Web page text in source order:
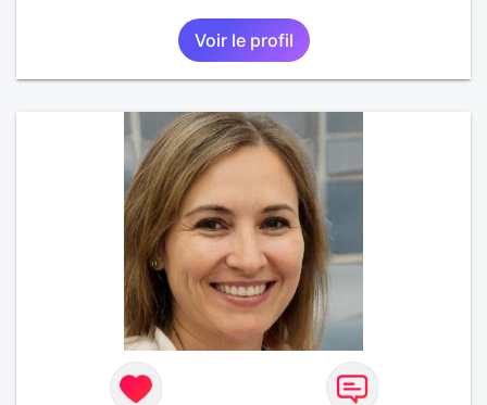
Voir le profil